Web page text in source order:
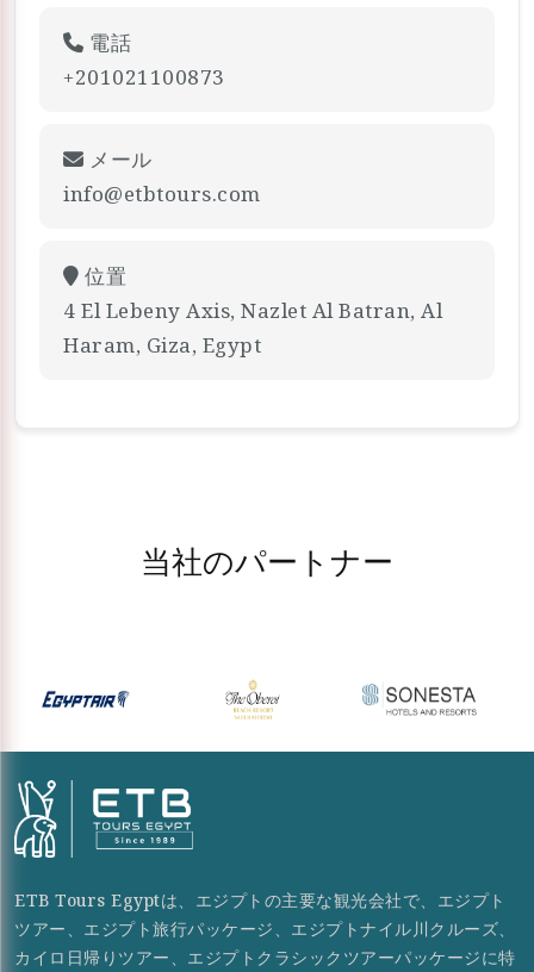
電話
+201021100873
メール
info@etbtours.com
位置
4 El Lebeny Axis, Nazlet Al Batran, Al
Haram, Giza, Egypt
当社のパートナー
ETB Tours Egyptは、エジプトの主要な観光会社で、エジプト
ツアー、エジプト旅行パッケージ、エジプトナイル川クルーズ、
カイロ日帰りツアー、エジプトクラシックツアーパッケージに特